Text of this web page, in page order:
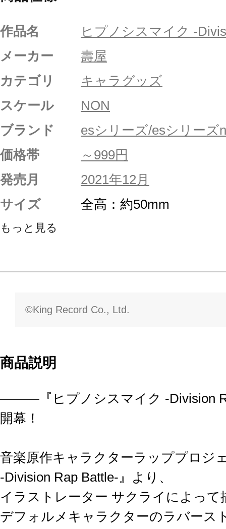
作品名
ヒプノシスマイク -
メーカー
壽屋
カテゴリ
キャラグッズ
スケール
NON
ブランド
esシリーズ/esシリーズ
価格帯
～999円
発売月
2021年12月
サイズ
全高：約50mm
もっと見る
©King Record Co., Ltd.
商品説明
―――『ヒプノシスマイク -Division
開幕！
音楽原作キャラクターラッププロジ
-Division Rap Battle-』より、
イラストレーター サクライによって
デフォルメキャラクターのラバース